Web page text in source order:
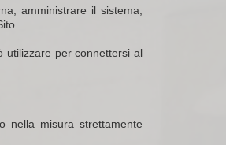
amministrare il sistema,
utilizzare per connettersi al
nella misura strettamente